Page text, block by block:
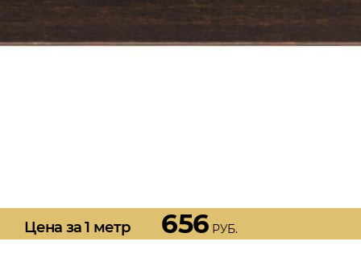
Цена за 1 метр 656 РУБ.